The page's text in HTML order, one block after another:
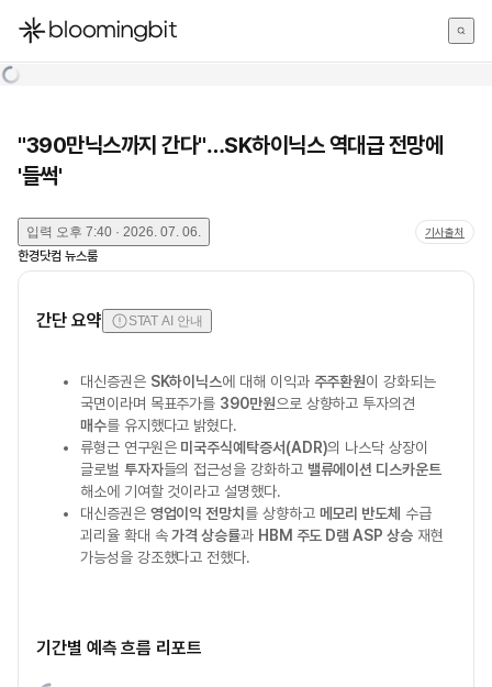
한국어
"390만닉스까지 간다"…SK하이닉스 역대급 전망에
'들썩'
입력 오후 7:40 · 2026. 07. 06. 기사출처
한경닷컴 뉴스룸
간단 요약 STAT AI 안내
대신증권은 SK하이닉스에 대해 이익과 주주환원이 강화되는
국면이라며 목표주가를 390만원으로 상향하고 투자의견
매수를 유지했다고 밝혔다.
류형근 연구원은 미국주식예탁증서(ADR)의 나스닥 상장이
글로벌 투자자들의 접근성을 강화하고 밸류에이션 디스카운트
해소에 기여할 것이라고 설명했다.
대신증권은 영업이익 전망치 를 상향하고 메모리 반도체
수급
괴리율 확대 속가격 상승률과 HBM 주도 D램 ASP 상승재현
가능성을 강조했다고 전했다.
기간별 예측 흐름 리포트